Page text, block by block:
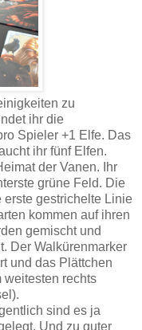
zu
ihr die
Spieler +1 Elfe. Das
ihr fünf Elfen.
der Vanen. Ihr
grüne Feld. Die
erste gestrichelte Linie
kommen auf ihren
gemischt und
Der Walkürenmarker
und das Plättchen
weitesten rechts
sind es ja
Und zu guter